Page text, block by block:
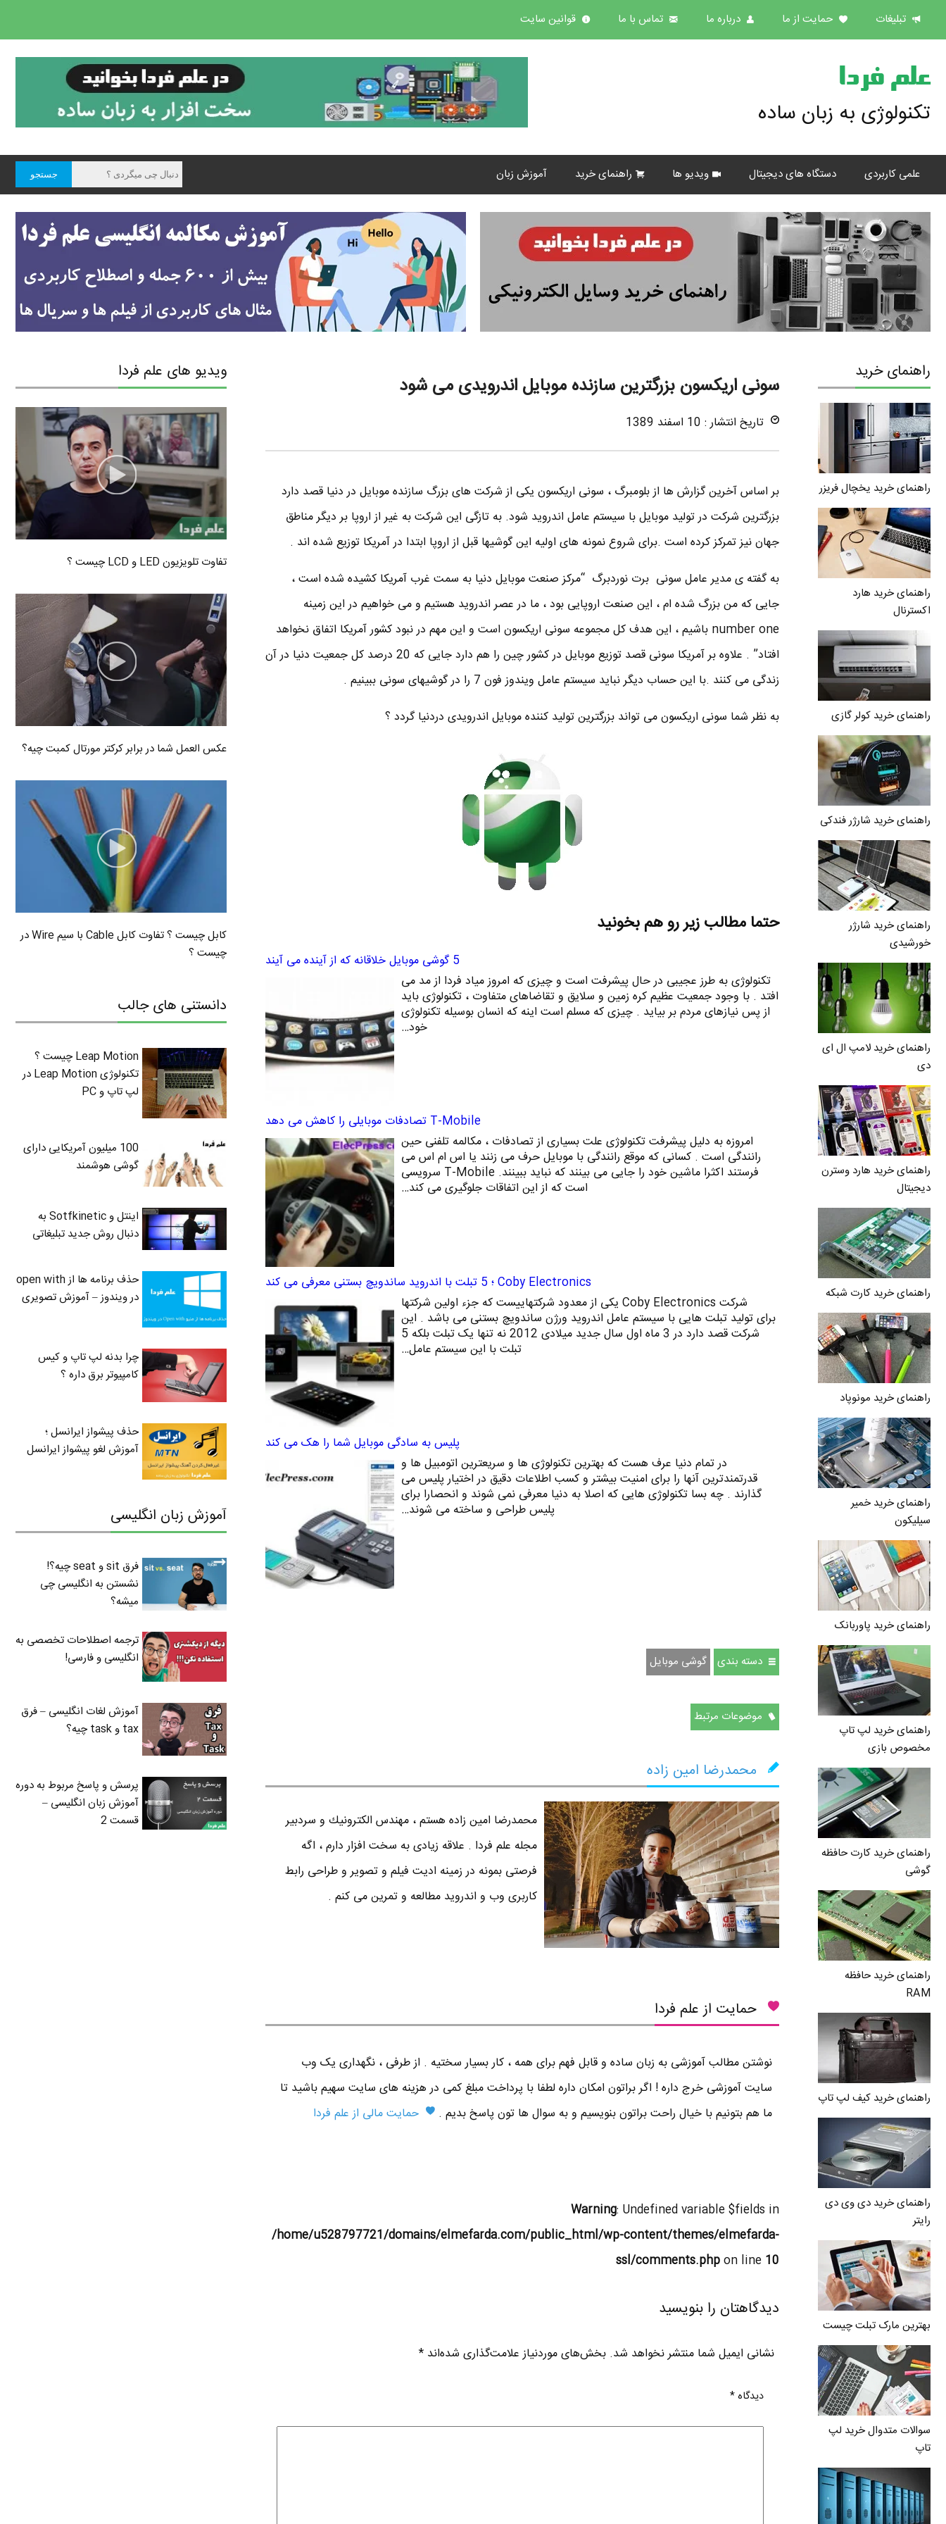
تبلیغات حمایت از ما درباره ما تماس با ما قوانین سایت
علم فردا
تکنولوژی به زبان ساده
علمی کاربردی دستگاه های دیجیتال ویدیو ها راهنمای خرید آموزش زبان
راهنمای خرید
راهنمای خرید یخچال فریزر
راهنمای خرید هارد
اکسترنال
راهنمای خرید کولر گازی
راهنمای خرید شارژر فندکی
راهنمای خرید شارژر
خورشیدی
راهنمای خرید لامپ ال ای
دی
راهنمای خرید هارد وسترن
دیجیتال
راهنمای خرید کارت شبکه
راهنمای خرید مونوپاد
راهنمای خرید خمیر
سیلیکون
راهنمای خرید پاوربانک
راهنمای خرید لپ تاپ
مخصوص بازی
راهنمای خرید کارت حافظه
گوشی
راهنمای خرید حافظه
RAM
راهنمای خرید کیف لپ تاپ
راهنمای خرید دی وی دی
رایتر
بهترین مارک تبلت چیست
سوالات متدوال خرید لپ
تاپ
سونی اریکسون بزرگترین سازنده موبایل اندرویدی می شود
تاریخ انتشار : 10 اسفند 1389
بر اساس آخرین گزارش ها از بلومبرگ ، سونی اریکسون یکی از شرکت های بزرگ سازنده موبایل در دنیا قصد دارد
بزرگترین شرکت در تولید موبایل با سیستم عامل اندروید شود. به تازگی این شرکت به غیر از اروپا بر دیگر مناطق
جهان نیز تمرکز کرده است .برای شروع نمونه های اولیه این گوشیها قبل از اروپا ابتدا در آمریکا توزیع شده اند .
به گفته ی مدیر عامل سونی برت نوردبرگ “مرکز صنعت موبایل دنیا به سمت غرب آمریکا کشیده شده است ،
جایی که من بزرگ شده ام ، این صنعت اروپایی بود ، ما در عصر اندروید هستیم و می خواهیم در این زمینه
number one باشیم ، این هدف کل مجموعه سونی اریکسون است و این مهم در نبود کشور آمریکا اتفاق نخواهد
افتاد” . علاوه بر آمریکا سونی قصد توزیع موبایل در کشور چین را هم دارد جایی که 20 درصد کل جمعیت دنیا در آن
زندگی می کنند .با این حساب دیگر نباید سیستم عامل ویندوز فون 7 را در گوشیهای سونی ببینیم .
به نظر شما سونی اریکسون می تواند بزرگترین تولید کننده موبایل اندرویدی دردنیا گردد ؟
حتما مطالب زیر رو هم بخونید
5 گوشی موبایل خلاقانه که از آینده می آیند
تکنولوژی به طرز عجیبی در حال پیشرفت است و چیزی که امروز میاد فردا از مد می
افتد . با وجود جمعیت عظیم کره زمین و سلایق و تقاضاهای متفاوت ، تکنولوژی باید
از پس نیازهای مردم بر بیاید . چیزی که مسلم است اینه که انسان بوسیله تکنولوژی
خود…
T-Mobile تصادفات موبایلی را کاهش می دهد
امروزه به دلیل پیشرفت تکنولوژی علت بسیاری از تصادفات ، مکالمه تلفنی حین
رانندگی است . کسانی که موقع رانندگی با موبایل حرف می زنند یا اس ام اس می
فرستند اکثرا ماشین خود را جایی می بینند که نباید ببینند. T-Mobile سرویسی
است که از این اتفاقات جلوگیری می کند…
Coby Electronics ؛ 5 تبلت با اندروید ساندویچ بستنی معرفی می کند
شرکت Coby Electronics یکی از معدود شرکتهاییست که جزء اولین شرکتها
برای تولید تبلت هایی با سیستم عامل اندروید ورژن ساندویچ بستنی می باشد . این
شرکت قصد دارد در 3 ماه اول سال جدید میلادی 2012 نه تنها یک تبلت بلکه 5
تبلت با این سیستم عامل…
پلیس به سادگی موبایل شما را هک می کند
در تمام دنیا عرف هست که بهترین تکنولوژی ها و سریعترین اتومبیل ها و
قدرتمندترین آنها را برای امنیت بیشتر و کسب اطلاعات دقیق در اختیار پلیس می
گذارند . چه بسا تکنولوژی هایی که اصلا به دنیا معرفی نمی شوند و انحصارا برای
پلیس طراحی و ساخته می شوند…
دسته بندی گوشی موبایل
موضوعات مرتبط
محمدرضا امین زاده
محمدرضا امين زاده هستم ، مهندس الكترونيك و سردبير
مجله علم فردا . علاقه زیادی به سخت افزار دارم ، اگه
فرصتی بمونه در زمینه ادیت فیلم و تصویر و طراحی رابط
کاربری وب و اندروید مطالعه و تمرین می کنم .
حمایت از علم فردا
نوشتن مطالب آموزشی به زبان ساده و قابل فهم برای همه ، کار بسیار سختیه . از طرفی ، نگهداری یک وب
سایت آموزشی خرج داره ! اگر براتون امکان داره لطفا با پرداخت مبلغ کمی در هزینه های سایت سهیم باشید تا
ما هم بتونیم با خیال راحت براتون بنویسیم و به سوال ها تون پاسخ بدیم .
حمایت مالی از علم فردا
Warning: Undefined variable $fields in
/home/u528797721/domains/elmefarda.com/public_html/wp-content/themes/elmefarda-
ssl/comments.phpon line 10
دیدگاهتان را بنویسید
نشانی ایمیل شما منتشر نخواهد شد. بخش‌های موردنیاز علامت‌گذاری شده‌اند*
دیدگاه*
ویدیو های علم فردا
تفاوت تلویزیون LED و LCD چیست ؟
عکس العمل شما در برابر کرکتر مورتال کمبت چیه؟
کابل چیست ؟ تفاوت کابل Cable با سیم Wire در
چیست ؟
دانستنی های جالب
Leap Motion چیست ؟
تکنولوژی Leap Motion در
لپ تاپ و PC
100 میلیون آمریکایی دارای
گوشی هوشمند
اینتل و Sotfkinetic به
دنبال روش جدید تبلیغاتی
حذف برنامه ها از open with
در ویندوز – آموزش تصویری
چرا بدنه لپ تاپ و کیس
کامپیوتر برق داره ؟
حذف پیشواز ایرانسل ؛
آموزش لغو پیشواز ایرانسل
آموزش زبان انگلیسی
فرق sit و seat چیه؟!
نشستن به انگلیسی چی
میشه؟
ترجمه اصطلاحات تخصصی به
انگلیسی و فارسی!
آموزش لغات انگلیسی – فرق
tax و task چیه؟
پرسش و پاسخ مربوط به دوره
آموزش زبان انگلیسی –
قسمت 2